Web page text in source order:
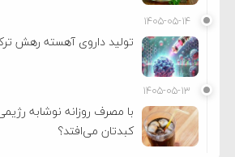
۱۴۰۵-۰۵-۱۴
تولید داروی آهسته رهش
۱۴۰۵-۰۵-۱۳
با مصرف روزانه نوشابه
کبدتان می‌افتد؟